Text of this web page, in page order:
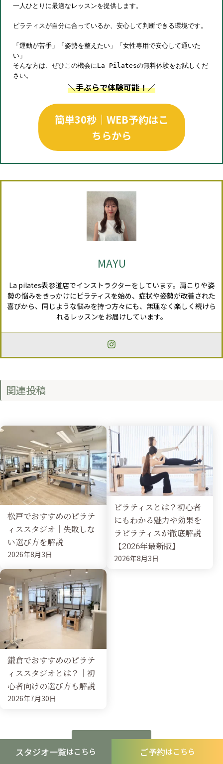
スタジオ一覧はこちら ご予約はこちら
一人ひとりに最適なレッスンを提供します。
ピラティスが自分に合っているか、安心して判断できる環境です。
「運動が苦手」「姿勢を整えたい」「女性専用で安心して通いた
い」
そんな方は、ぜひこの機会にLa Pilatesの無料体験をお試しくだ
さい。
＼手ぶらで体験可能！／
簡単30秒｜WEB予約はこ
ちらから
MAYU
La pilates表参道店でインストラクターをしています。肩こりや姿
勢の悩みをきっかけにピラティスを始め、症状や姿勢が改善された
喜びから、同じような悩みを持つ方々にも、無理なく楽しく続けら
れるレッスンをお届けしています。
関連投稿
松戸でおすすめのピラテ
ィススタジオ｜失敗しな
い選び方を解説
2026年8月3日
ピラティスとは？初心者
にもわかる魅力や効果を
ラピラティスが徹底解説
【2026年最新版】
2026年8月3日
鎌倉でおすすめのピラテ
ィススタジオとは？｜初
心者向けの選び方も解説
2026年7月30日
記事一覧へ戻る